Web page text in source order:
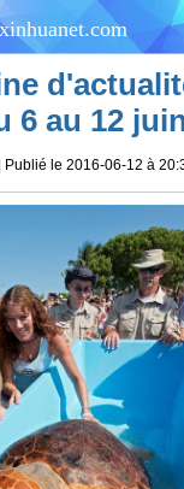
6 au 12
| Publié le 2016-06-12 à